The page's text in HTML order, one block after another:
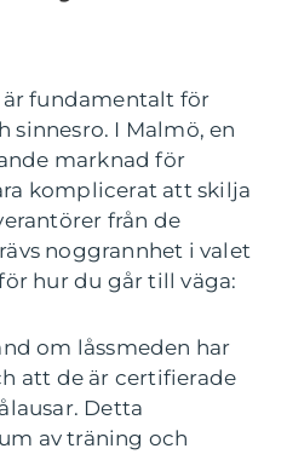
fundamentalt för
sinnesro. I Malmö, en
marknad för
komplicerat att skilja
från de
noggrannhet i valet
hur du går till väga:
om låssmeden har
att de är certifierade
Detta
av träning och